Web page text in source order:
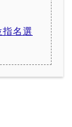
指名選